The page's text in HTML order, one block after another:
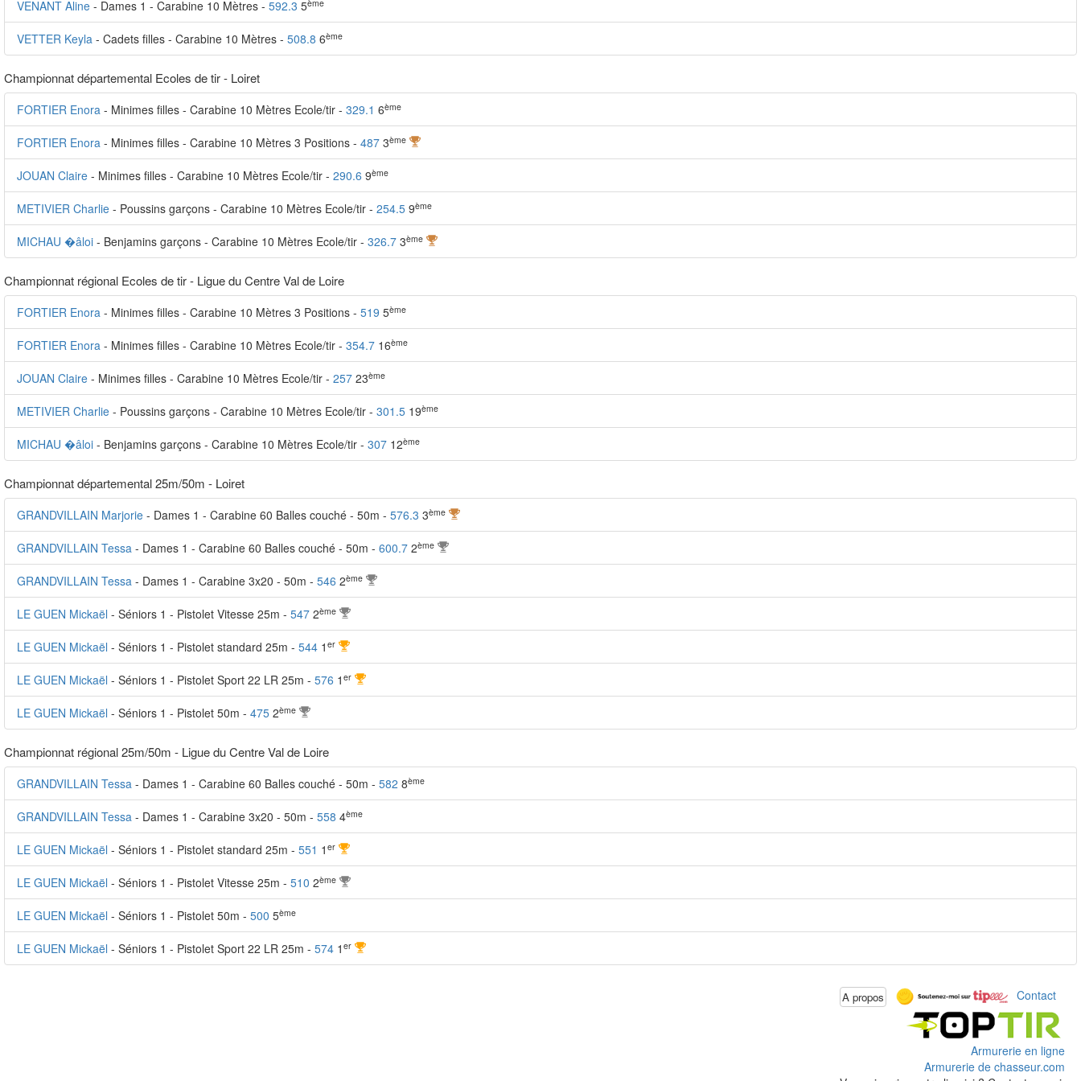
VENANT Aline - Dames 1 - Carabine 10 Mètres - 592.3 5ème
VETTER Keyla - Cadets filles - Carabine 10 Mètres - 508.8 6ème
Championnat départemental Ecoles de tir - Loiret
FORTIER Enora - Minimes filles - Carabine 10 Mètres Ecole/tir - 329.1 6ème
FORTIER Enora - Minimes filles - Carabine 10 Mètres 3 Positions - 487 3ème
JOUAN Claire - Minimes filles - Carabine 10 Mètres Ecole/tir - 290.6 9ème
METIVIER Charlie - Poussins garçons - Carabine 10 Mètres Ecole/tir - 254.5 9ème
MICHAU �âloi - Benjamins garçons - Carabine 10 Mètres Ecole/tir - 326.7 3ème
Championnat régional Ecoles de tir - Ligue du Centre Val de Loire
FORTIER Enora - Minimes filles - Carabine 10 Mètres 3 Positions - 519 5ème
FORTIER Enora - Minimes filles - Carabine 10 Mètres Ecole/tir - 354.7 16ème
JOUAN Claire - Minimes filles - Carabine 10 Mètres Ecole/tir - 257 23ème
METIVIER Charlie - Poussins garçons - Carabine 10 Mètres Ecole/tir - 301.5 19ème
MICHAU �âloi - Benjamins garçons - Carabine 10 Mètres Ecole/tir - 307 12ème
Championnat départemental 25m/50m - Loiret
GRANDVILLAIN Marjorie - Dames 1 - Carabine 60 Balles couché - 50m - 576.3 3ème
GRANDVILLAIN Tessa - Dames 1 - Carabine 60 Balles couché - 50m - 600.7 2ème
GRANDVILLAIN Tessa - Dames 1 - Carabine 3x20 - 50m - 546 2ème
LE GUEN Mickaël - Séniors 1 - Pistolet Vitesse 25m - 547 2ème
LE GUEN Mickaël - Séniors 1 - Pistolet standard 25m - 544 1 er
LE GUEN Mickaël - Séniors 1 - Pistolet Sport 22 LR 25m - 576 1 er
LE GUEN Mickaël - Séniors 1 - Pistolet 50m - 475 2ème
Championnat régional 25m/50m - Ligue du Centre Val de Loire
GRANDVILLAIN Tessa - Dames 1 - Carabine 60 Balles couché - 50m - 582 8ème
GRANDVILLAIN Tessa - Dames 1 - Carabine 3x20 - 50m - 558 4ème
LE GUEN Mickaël - Séniors 1 - Pistolet standard 25m - 551 1 er
LE GUEN Mickaël - Séniors 1 - Pistolet Vitesse 25m - 510 2ème
LE GUEN Mickaël - Séniors 1 - Pistolet 50m - 500 5ème
LE GUEN Mickaël - Séniors 1 - Pistolet Sport 22 LR 25m - 574 1 er
A propos Contact
Armurerie en ligne
Armurerie de chasseur.com